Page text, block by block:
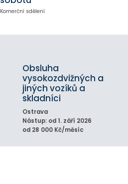
Komerční sdělení
Obsluha
vysokozdvižných a
jiných vozíků a
skladníci
Ostrava
Nástup: od 1. září 2026
od 28 000 Kč/měsíc